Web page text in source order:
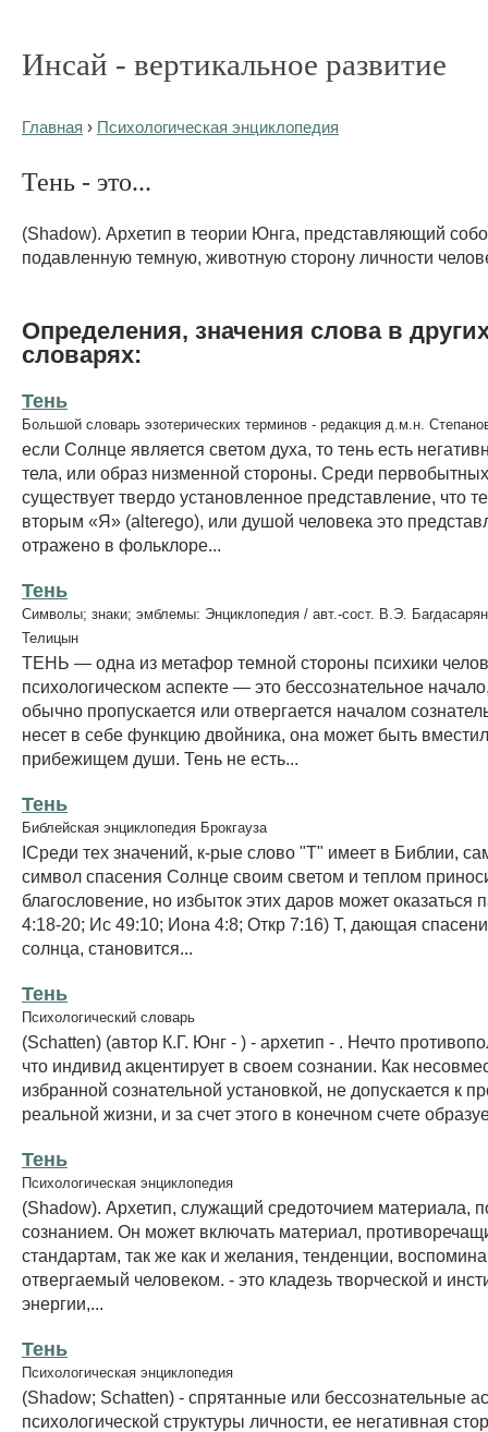
Инсай - вертикальное развитие
Главная › Психологическая энциклопедия
Тень - это...
(Shadow). Архетип в теории Юнга, представляющий
подавленную темную, животную сторону личности
Определения, значения слова в
словарях:
Тень
Большой словарь эзотерических терминов - редакция д.м.н.
если Солнце является светом духа, то тень есть
тела, или образ низменной стороны. Среди
существует твердо установленное представление, что
вторым «Я» (alterego), или душой человека это
отражено в фольклоре...
Тень
Символы; знаки; эмблемы: Энциклопедия / авт.-сост. В.Э.
Телицын
ТЕНЬ — одна из метафор темной стороны психики
психологическом аспекте — это бессознательное
обычно пропускается или отвергается началом
несет в себе функцию двойника, она может быть
прибежищем души. Тень не есть...
Тень
Библейская энциклопедия Брокгауза
IСреди тех значений, к-рые слово "Т" имеет в Библии,
символ спасения Солнце своим светом и теплом
благословение, но избыток этих даров может оказаться
4:18-20; Ис 49:10; Иона 4:8; Откр 7:16) Т, дающая
солнца, становится...
Тень
Психологический словарь
(Schatten) (автор К.Г. Юнг - ) - архетип - . Нечто
что индивид акцентирует в своем сознании. Как
избранной сознательной установкой, не допускается к
реальной жизни, и за счет этого в конечном счете
Тень
Психологическая энциклопедия
(Shadow). Архетип, служащий средоточием материала,
сознанием. Он может включать материал,
стандартам, так же как и желания, тенденции,
отвергаемый человеком. - это кладезь творческой и
энергии,...
Тень
Психологическая энциклопедия
(Shadow; Schatten) - спрятанные или бессознательные
психологической структуры личности, ее негативная